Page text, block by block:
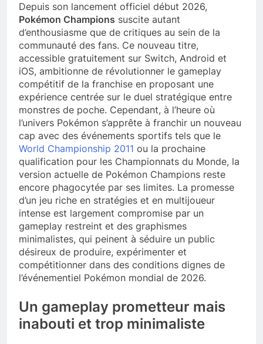
Depuis son lancement officiel début 2026,
Pokémon Champions suscite autant
d’enthousiasme que de critiques au sein de la
communauté des fans. Ce nouveau titre,
accessible gratuitement sur Switch, Android et
iOS, ambitionne de révolutionner le gameplay
compétitif de la franchise en proposant une
expérience centrée sur le duel stratégique entre
monstres de poche. Cependant, à l’heure où
l’univers Pokémon s’apprête à franchir un nouveau
cap avec des événements sportifs tels que le
World Championship 2011 ou la prochaine
qualification pour les Championnats du Monde, la
version actuelle de Pokémon Champions reste
encore phagocytée par ses limites. La promesse
d’un jeu riche en stratégies et en multijoueur
intense est largement compromise par un
gameplay restreint et des graphismes
minimalistes, qui peinent à séduire un public
désireux de produire, expérimenter et
compétitionner dans des conditions dignes de
l’événementiel Pokémon mondial de 2026.
Un gameplay prometteur mais
inabouti et trop minimaliste